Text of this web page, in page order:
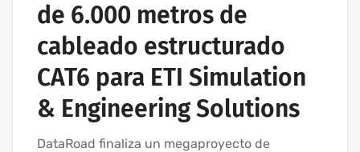
de 6.000 metros de
cableado estructurado
CAT6 para ETI Simulation
& Engineering Solutions
DataRoad finaliza un megaproyecto de